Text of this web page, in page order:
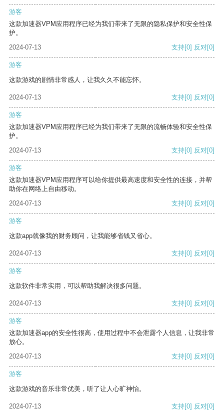
游客
这款加速器VPM应用程序已经为我们带来了无限的隐私保护和安全性保
护。
2024-07-13
支持[0] 反对[0]
游客
这款游戏的剧情非常感人，让我久久不能忘怀。
2024-07-13 支持[0] 反对[0]
游客
这款加速器VPM应用程序已经为我们带来了无限的流畅体验和安全性保
护。
2024-07-13
支持[0] 反对[0]
游客
这款加速器VPM应用程序可以给你提供最高速度和安全性的连接，并帮
助你在网络上自由移动。
2024-07-13
支持[0] 反对[0]
游客
这款app就像我的财务顾问，让我能够省钱又省心。
2024-07-13 支持[0] 反对[0]
游客
这款软件非常实用，可以帮助我解决很多问题。
2024-07-13 支持[0] 反对[0]
游客
这款加速器app的安全性很高，使用过程中不会泄露个人信息，让我非常
放心。
2024-07-13
支持[0] 反对[0]
游客
这款游戏的音乐非常优美，听了让人心旷神怡。
2024-07-13 支持[0] 反对[0]